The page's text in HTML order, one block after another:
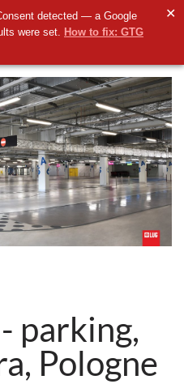
detected — a Google
were set. How to fix: GTG
✕
parking,
Pologne